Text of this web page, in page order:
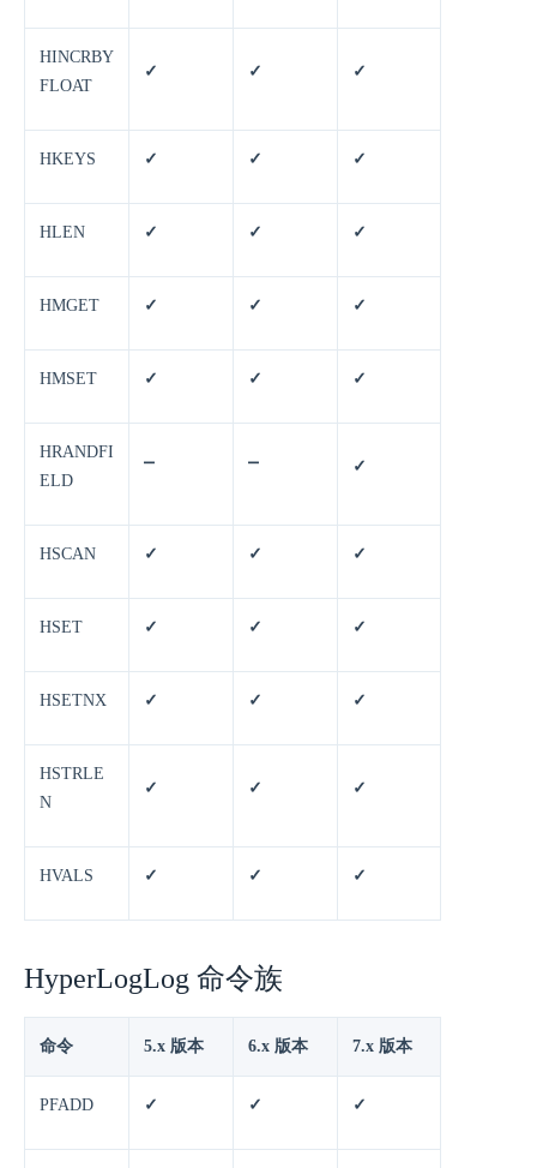
HINCRBY
FLOAT
✓ ✓ ✓
HKEYS ✓ ✓ ✓
HLEN ✓ ✓ ✓
HMGET ✓ ✓ ✓
HMSET ✓ ✓ ✓
HRANDFI
ELD
⎻ ⎻ ✓
HSCAN ✓ ✓ ✓
HSET ✓ ✓ ✓
HSETNX ✓ ✓ ✓
HSTRLE
N
✓ ✓ ✓
HVALS ✓ ✓ ✓
HyperLogLog 命令族
命令 5.x 版本 6.x 版本 7.x 版本
PFADD ✓ ✓ ✓